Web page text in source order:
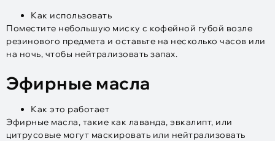
Как использовать
Поместите небольшую миску с кофейной губой возле
резинового предмета и оставьте на несколько часов или
на ночь, чтобы нейтрализовать запах.
Эфирные масла
Как это работает
Эфирные масла, такие как лаванда, эвкалипт, или
цитрусовые могут маскировать или нейтрализовать